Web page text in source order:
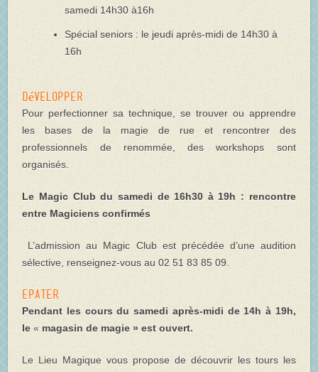
samedi 14h30 à16h
Spécial seniors : le jeudi après-midi de 14h30 à
16h
Développer
Pour perfectionner sa technique, se trouver ou apprendre
les bases de la magie de rue et rencontrer des
professionnels de renommée, des workshops sont
organisés.
Le Magic Club du samedi de 16h30 à 19h : rencontre
entre Magiciens confirmés
L’admission au Magic Club est précédée d’une audition
sélective, renseignez-vous au 02 51 83 85 09.
Epater
Pendant les cours du samedi après-midi de 14h à 19h,
le « magasin de magie » est ouvert.
Le Lieu Magique vous propose de découvrir les tours les